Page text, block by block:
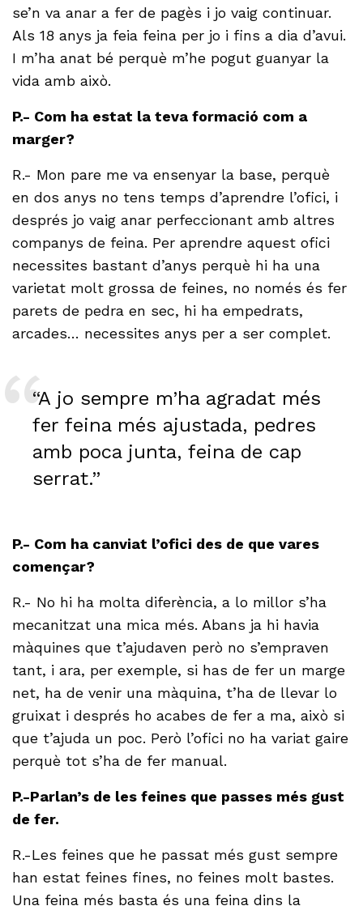
se’n va anar a fer de pagès i jo vaig continuar.
Als 18 anys ja feia feina per jo i fins a dia d’avui.
I m’ha anat bé perquè m’he pogut guanyar la
vida amb això.
P.- Com ha estat la teva formació com a
marger?
R.- Mon pare me va ensenyar la base, perquè
en dos anys no tens temps d’aprendre l’ofici, i
després jo vaig anar perfeccionant amb altres
companys de feina. Per aprendre aquest ofici
necessites bastant d’anys perquè hi ha una
varietat molt grossa de feines, no només és fer
parets de pedra en sec, hi ha empedrats,
arcades… necessites anys per a ser complet.
“A jo sempre m’ha agradat més
fer feina més ajustada, pedres
amb poca junta, feina de cap
serrat.”
P.- Com ha canviat l’ofici des de que vares
començar?
R.- No hi ha molta diferència, a lo millor s’ha
mecanitzat una mica més. Abans ja hi havia
màquines que t’ajudaven però no s’empraven
tant, i ara, per exemple, si has de fer un marge
net, ha de venir una màquina, t’ha de llevar lo
gruixat i després ho acabes de fer a ma, això si
que t’ajuda un poc. Però l’ofici no ha variat gaire
perquè tot s’ha de fer manual.
P.-Parlan’s de les feines que passes més gust
de fer.
R.-Les feines que he passat més gust sempre
han estat feines fines, no feines molt bastes.
Una feina més basta és una feina dins la